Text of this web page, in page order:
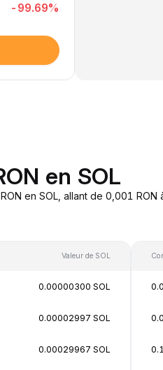
-99.69%
en SOL
en SOL, allant de 0,001
Valeur de SOL
0.00000300 SOL
0.00002997 SOL
0.00029967 SOL